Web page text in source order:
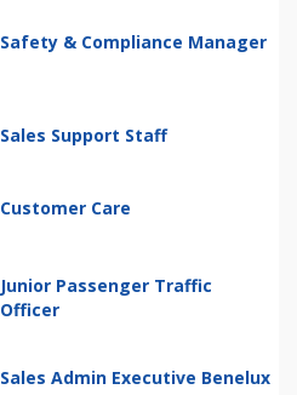
Safety & Compliance Manager
Sales Support Staff
Customer Care
Junior Passenger Traffic
Officer
Sales Admin Executive Benelux